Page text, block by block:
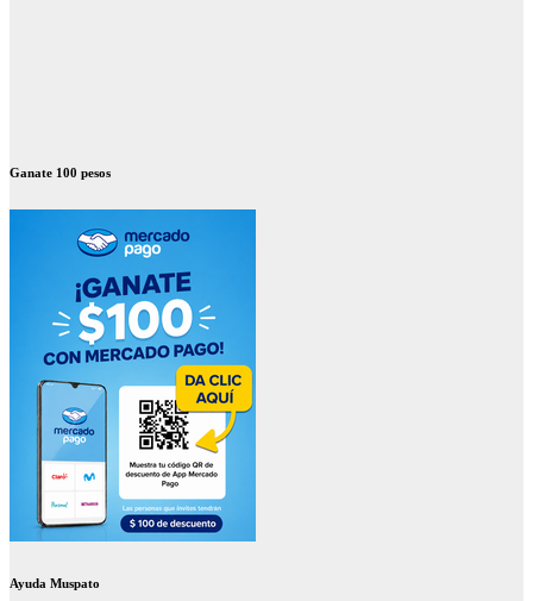
Ganate 100 pesos
Ayuda Muspato